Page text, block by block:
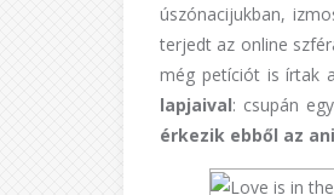
úszónacijukban,
terjedt az online
még petíciót is írtak
lapjaival: csupán
érkezik ebből az